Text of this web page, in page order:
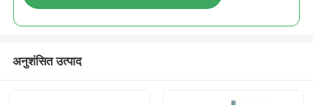
अनुशंसित उत्पाद